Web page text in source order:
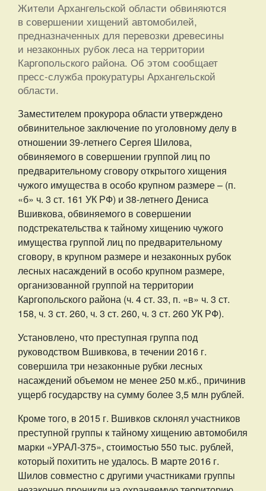
Жители Архангельской области обвиняются
в совершении хищений автомобилей,
предназначенных для перевозки древесины
и незаконных рубок леса на территории
Каргопольского района. Об этом сообщает
пресс-служба прокуратуры Архангельской
области.
Заместителем прокурора области утверждено
обвинительное заключение по уголовному делу в
отношении 39-летнего Сергея Шилова,
обвиняемого в совершении группой лиц по
предварительному сговору открытого хищения
чужого имущества в особо крупном размере – (п.
«б» ч. 3 ст. 161 УК РФ) и 38-летнего Дениса
Вшивкова, обвиняемого в совершении
подстрекательства к тайному хищению чужого
имущества группой лиц по предварительному
сговору, в крупном размере и незаконных рубок
лесных насаждений в особо крупном размере,
организованной группой на территории
Каргопольского района (ч. 4 ст. 33, п. «в» ч. 3 ст.
158, ч. 3 ст. 260, ч. 3 ст. 260, ч. 3 ст. 260 УК РФ).
Установлено, что преступная группа под
руководством Вшивкова, в течении 2016 г.
совершила три незаконные рубки лесных
насаждений объемом не менее 250 м.кб., причинив
ущерб государству на сумму более 3,5 млн рублей.
Кроме того, в 2015 г. Вшивков склонял участников
преступной группы к тайному хищению автомобиля
марки «УРАЛ-375», стоимостью 550 тыс. рублей,
который похитить не удалось. В марте 2016 г.
Шилов совместно с другими участниками группы